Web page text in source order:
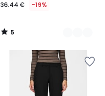
36.44 € -19%
5
/